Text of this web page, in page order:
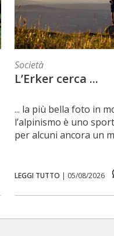
Società
L’Erker cerca ...
... la più bella foto in
l’alpinismo è uno
per alcuni ancora un
LEGGI TUTTO | 05/08/2026